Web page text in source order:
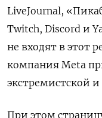
LiveJournal,
Twitch, Discord и
не входят в этот
компания Meta
экстремистской
При этом